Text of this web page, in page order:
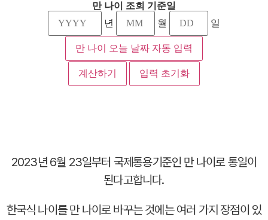
만 나이 조회 기준일
년
월 일
만 나이 오늘 날짜 자동 입력
계산하기 입력 초기화
2023년 6월 23일부터 국제통용기준인 만 나이로 통일이
된다고합니다.
한국식 나이를 만 나이로 바꾸는 것에는 여러 가지 장점이 있